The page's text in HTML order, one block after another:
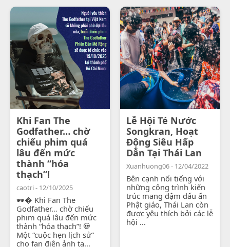
Khi Fan The
Godfather… chờ
chiếu phim quá
lâu đến mức
thành “hóa
thạch”!
caotri - 12/10/2025
🕶� Khi Fan The
Godfather… chờ chiếu
phim quá lâu đến mức
thành “hóa thạch”! 💀
Một “cuộc hẹn lịch sử”
cho fan điện ảnh tạ...
Lễ Hội Té Nước
Songkran, Hoạt
Động Siêu Hấp
Dẫn Tại Thái Lan
Xuanhuong06 - 12/04/2022
Bên cạnh nổi tiếng với
những công trình kiến
trúc mang đậm dấu ấn
Phật giáo, Thái Lan còn
được yêu thích bởi các lễ
hội ...